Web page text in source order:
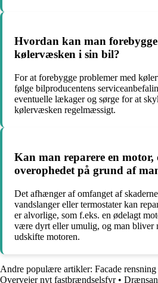
Hvordan kan man
kølervæsken i sin bil?
For at forebygge problemer med
følge bilproducentens
eventuelle lækager og sørge for at
kølervæsken regelmæssigt.
Kan man reparere en motor,
overophedet på grund af
Det afhænger af omfanget af
vandslanger eller termostater kan
er alvorlige, som f.eks. en ødelagt
være dyrt eller umulig, og man bliver
udskifte motoren.
Andre populære artikler: Facade
Overvejer nyt fastbrændselsfyr•